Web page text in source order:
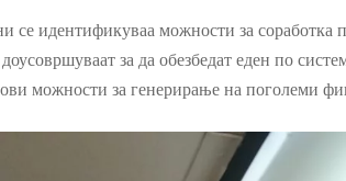
се идентификуваа можности за соработка
за да обезбедат еден по
можности за генерирање на поголеми